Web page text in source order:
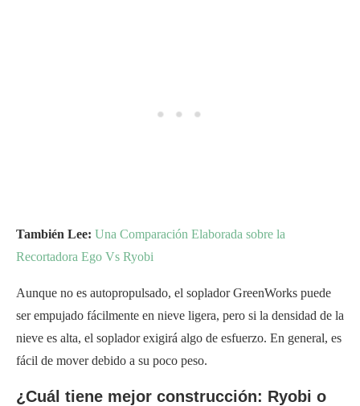
También Lee: Una Comparación Elaborada sobre la
Recortadora Ego Vs Ryobi
Aunque no es autopropulsado, el soplador GreenWorks puede
ser empujado fácilmente en nieve ligera, pero si la densidad de la
nieve es alta, el soplador exigirá algo de esfuerzo. En general, es
fácil de mover debido a su poco peso.
¿Cuál tiene mejor construcción: Ryobi o